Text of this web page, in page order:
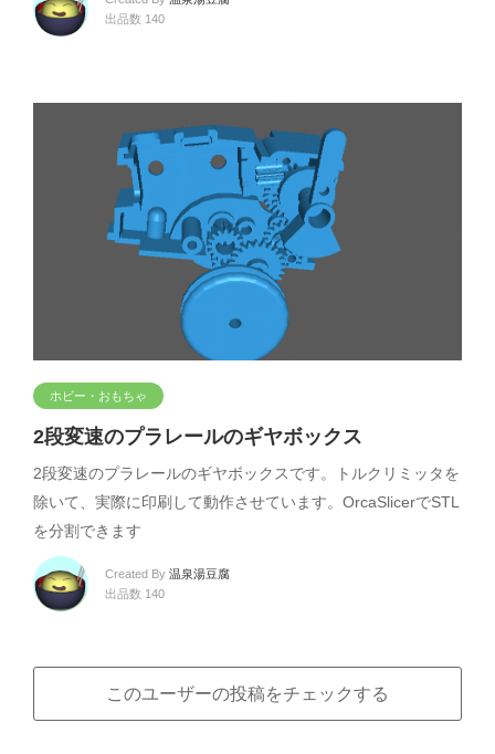
出品数 140
ホビー・おもちゃ
2段変速のプラレールのギヤボックス
2段変速のプラレールのギヤボックスです。トルクリミッタを
除いて、実際に印刷して動作させています。OrcaSlicerでSTL
を分割できます
Created By 温泉湯豆腐
出品数 140
このユーザーの投稿をチェックする